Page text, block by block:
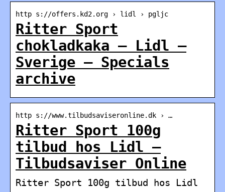
http s://offers.kd2.org › lidl › pgljc
Ritter Sport
chokladkaka – Lidl —
Sverige – Specials
archive
http s://www.tilbudsaviseronline.dk › …
Ritter Sport 100g
tilbud hos Lidl –
Tilbudsaviser Online
Ritter Sport 100g tilbud hos Lidl